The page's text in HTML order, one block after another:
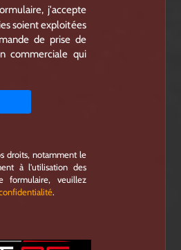
j'accepte
soient exploitées
de prise de
commerciale qui
droits, notamment le
à l'utilisation des
formulaire, veuillez
.